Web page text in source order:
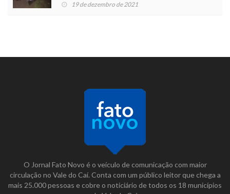
19 de dezembro de 2021
O Jornal Fato Novo é o veículo de comunicação com maior
circulação no Vale do Caí. Conta com um público leitor que chega a
mais 25.000 pessoas e cobre o noticiário de todos os 18 municípios